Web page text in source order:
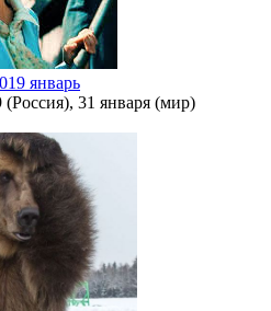
январь
(Россия), 31 января (мир)